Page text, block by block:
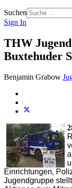
Suchen
Sign In
THW
Buxtehuder
Benjamin Grabow
Einrichtungen,
Jugendgruppe